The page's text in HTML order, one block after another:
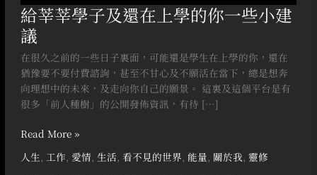
給莘莘學子及還在上學的你一些小建
議
在很久之前的一些日子裏面，可能還是學生在上學的你，還在
猶豫要不要付費諮詢，甚至不甘心及不願活在當下，總是想奔
向理想中的未來，及走向你自己的願景。 這裏及這個平台是有
很多「前人種樹」的公開發佈資訊，有待 […]
Read More »
人生,工作, 愛情,生活,看不見的世界, 能量, 關於我,靈修